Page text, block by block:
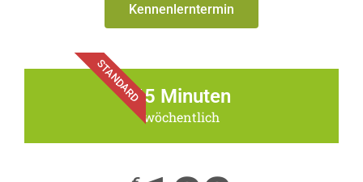
Kennenlerntermin
STANDARD45 Minuten
wöchentlich